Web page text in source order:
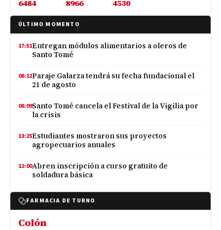
6484 8966 4530
ÚLTIMO MOMENTO
17:51Entregan módulos alimentarios a oleros de
Santo Tomé
08:12Paraje Galarza tendrá su fecha fundacional el
21 de agosto
08:09Santo Tomé cancela el Festival de la Vigilia por
la crisis
13:25Estudiantes mostraron sus proyectos
agropecuarios anuales
12:00Abren inscripción a curso gratuito de
soldadura básica
FARMACIA DE TURNO
Colón